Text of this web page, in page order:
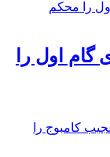
گام اول را